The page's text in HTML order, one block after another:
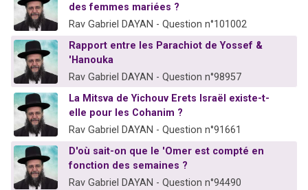
des femmes mariées ?
Rav Gabriel DAYAN - Question n°101002
Rapport entre les Parachiot de Yossef &
'Hanouka
Rav Gabriel DAYAN - Question n°98957
La Mitsva de Yichouv Erets Israël existe-t-
elle pour les Cohanim ?
Rav Gabriel DAYAN - Question n°91661
D'où sait-on que le 'Omer est compté en
fonction des semaines ?
Rav Gabriel DAYAN - Question n°94490